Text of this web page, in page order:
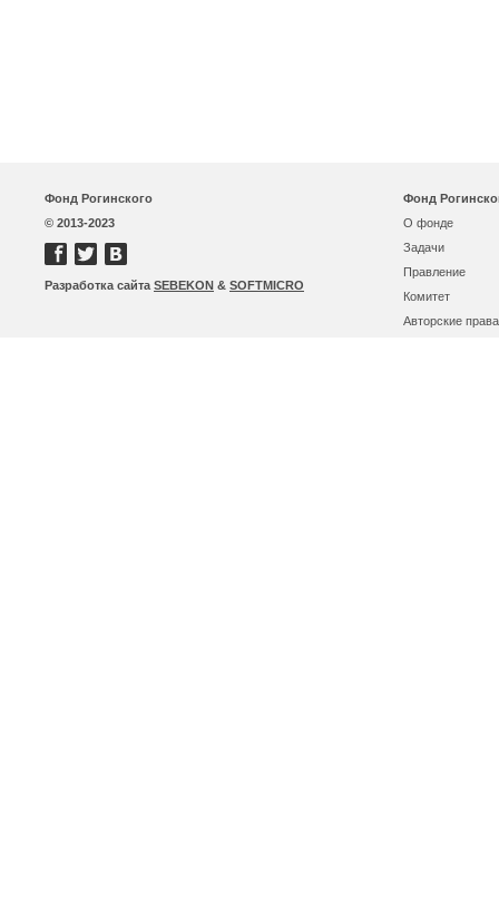
Фонд Рогинского
© 2013-2023
Разработка сайта SEBEKON & SOFTMICRO
Фонд
О фонде
Задачи
Правление
Комитет
Авторские права